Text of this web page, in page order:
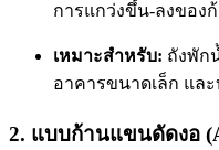
การแกว่งขึ้น-ลงของ
เหมาะสำหรับ: ถังพัก
อาคารขนาดเล็ก แล
2. แบบก้านแขนดัดงอ